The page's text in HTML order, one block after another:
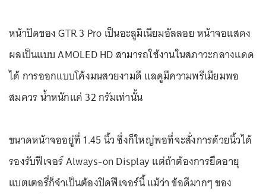
หน้าปัดของ GTR 3 Pro เป็นอะลูมิเนียมอัลลอย หน้าจอแสดง
ผลเป็นแบบ AMOLED HD สามารถใช้งานในสภาวะกลางแดด
ได้ การออกแบบโค้งมนสวยงามดี แลดูมีความพรีเมียมพอ
สมควร น้ำหนักแค่ 32 กรัมเท่านั้น
ขนาดหน้าจออยู่ที่ 1.45 นิ้ว ซึ่งก็ใหญ่พอที่จะสั่งการด้วยนิ้วได้
รองรับฟีเจอร์ Always-on Display แต่ถ้าต้องการยืดอายุ
แบตเตอรี่ก็จำเป็นต้องปิดฟีเจอร์นี้ แม้ว่า ข้อดีมากๆ ของ